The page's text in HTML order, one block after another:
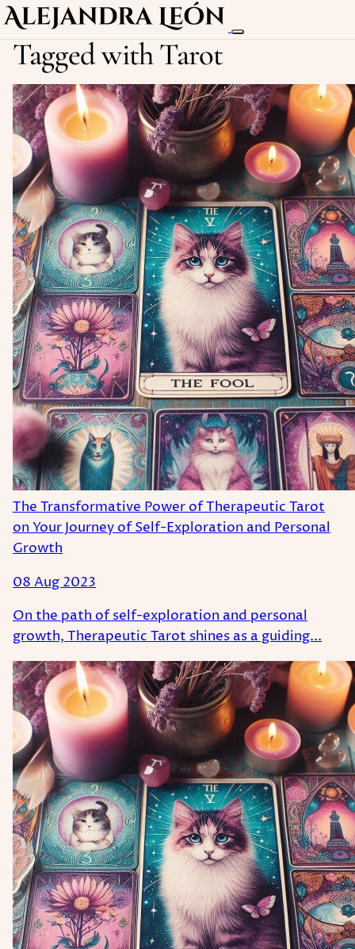
Tagged with Tarot
The Transformative Power of Therapeutic Tarot
on Your Journey of Self-Exploration and Personal
Growth
08 Aug 2023
On the path of self-exploration and personal
growth, Therapeutic Tarot shines as a guiding...